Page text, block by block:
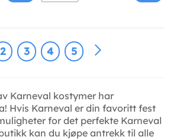
2 3 4 5
Karneval kostymer har
Hvis Karneval er din favoritt fest
for det perfekte Karneval
kan du kjøpe antrekk til alle